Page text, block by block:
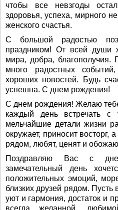
чтобы все невзгоды
здоровья, успеха, мирного
женского счастья.
С большой радостью
праздником! От всей души
мира, добра, благополучия.
много радостных
хороших новостей. Будь
успешна. С днем рождения!
С днем рождения! Желаю
каждый день встречать
мельчайшие детали жизни
окружает, приносит восторг,
рядом, любят, ценят и
Поздравляю Вас с
замечательный день
положительных эмоций,
близких друзей рядом.
уют и гармония, достаток и
всегда желанной,